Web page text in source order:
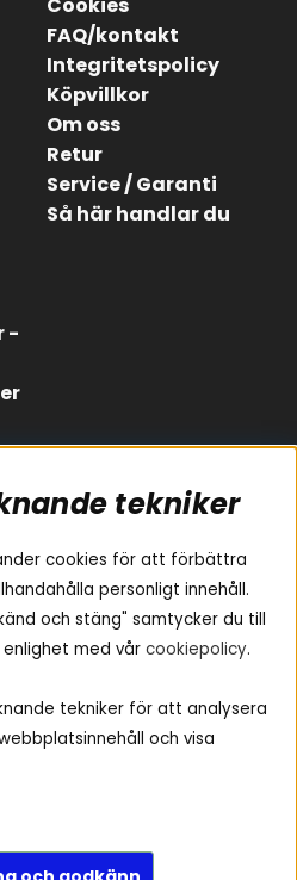
-
FAQ/kontakt
Integritetspolicy
Köpvillkor
Om oss
Retur
Service / Garanti
Så här handlar du
Följ oss
Instagram
Facebook
Youtube
tekniker
cookies för att förbättra
personligt innehåll.
och stäng" samtycker du till
med vår cookiepolicy.
tekniker för att analysera
och visa